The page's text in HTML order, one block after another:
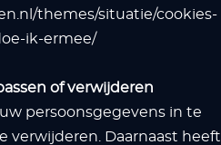
themes/situatie/cookies-
ik-ermee/
of verwijderen
persoonsgegevens in te
verwijderen. Daarnaast